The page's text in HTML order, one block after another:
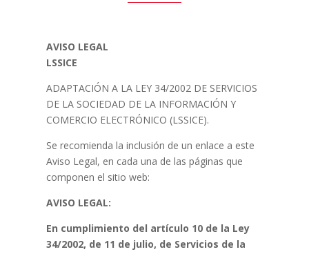
AVISO LEGAL
LSSICE
ADAPTACIÓN A LA LEY 34/2002 DE SERVICIOS
DE LA SOCIEDAD DE LA INFORMACIÓN Y
COMERCIO ELECTRÓNICO (LSSICE).
Se recomienda la inclusión de un enlace a este
Aviso Legal, en cada una de las páginas que
componen el sitio web:
AVISO LEGAL:
En cumplimiento del artículo 10 de la Ley
34/2002, de 11 de julio, de Servicios de la